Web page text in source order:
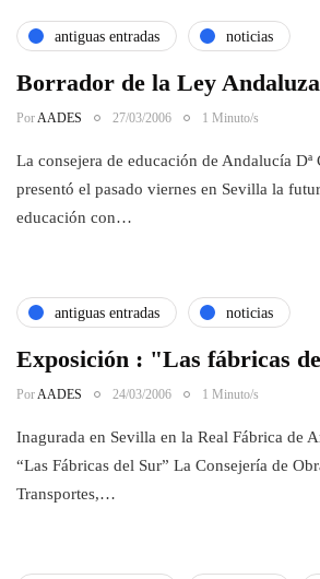
antiguas entradas noticias
Borrador de la Ley
PorAADES 27/03/2006 1 Minuto/s
La consejera de educación de Andalucía Dª
presentó el pasado viernes en Sevilla la
educación con…
antiguas entradas noticias
Exposición : "Las fábricas
PorAADES 24/03/2006 1 Minuto/s
Inagurada en Sevilla en la Real Fábrica de
“Las Fábricas del Sur” La Consejería de
Transportes,…